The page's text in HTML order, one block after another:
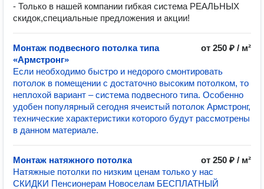
- Только в нашей компании гибкая система РЕАЛЬНЫХ
скидок,специальные предложения и акции!
Монтаж подвесного потолка типа
«Армстронг»
от 250 ₽ / м²
Если необходимо быстро и недорого смонтировать
потолок в помещении с достаточно высоким потолком, то
неплохой вариант – система подвесного типа. Особенно
удобен популярный сегодня ячеистый потолок Армстронг,
технические характеристики которого будут рассмотрены
в данном материале.
Монтаж натяжного потолка
от 250 ₽ / м²
Натяжные потолки по низким ценам только у нас
СКИДКИ Пенсионерам Новоселам БЕСПЛАТНЫЙ